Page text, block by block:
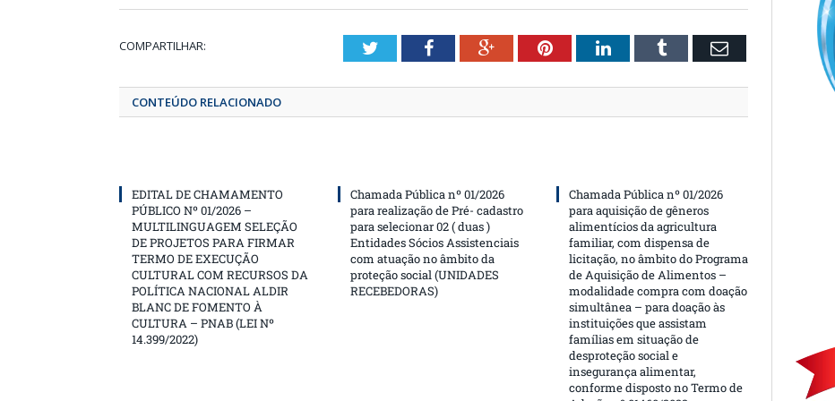
COMPARTILHAR: TwitterFacebookGoogle+Pinterest
LinkedInTumblrEmail
CONTEÚDO RELACIONADO
EDITAL DE CHAMAMENTO
PÚBLICO Nº 01/2026 –
MULTILINGUAGEM SELEÇÃO
DE PROJETOS PARA FIRMAR
TERMO DE EXECUÇÃO
CULTURAL COM RECURSOS DA
POLÍTICA NACIONAL ALDIR
BLANC DE FOMENTO À
CULTURA – PNAB (LEI Nº
14.399/2022)
Chamada Pública nº 01/2026
para realização de Pré- cadastro
para selecionar 02 ( duas )
Entidades Sócios Assistenciais
com atuação no âmbito da
proteção social (UNIDADES
RECEBEDORAS)
Chamada Pública nº 01/2026
para aquisição de gêneros
alimentícios da agricultura
familiar, com dispensa de
licitação, no âmbito do Programa
de Aquisição de Alimentos –
modalidade compra com doação
simultânea – para doação às
instituições que assistam
famílias em situação de
desproteção social e
insegurança alimentar,
conforme disposto no Termo de